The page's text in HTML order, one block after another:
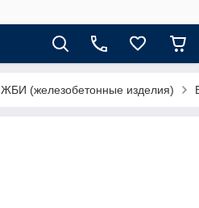
ЖБИ (железобетонные изделия)